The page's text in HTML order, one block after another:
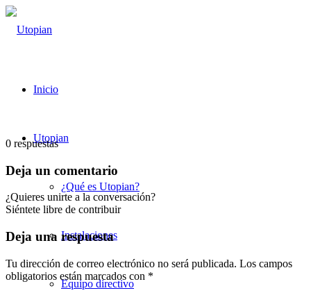
Inicio
Utopian
¿Qué es Utopian?
Instalaciones
Equipo directivo
0 respuestas
Deja un comentario
¿Quieres unirte a la conversación?
Siéntete libre de contribuir
Deja una respuesta
Tu dirección de correo electrónico no será publicada. Los campos
obligatorios están marcados con *